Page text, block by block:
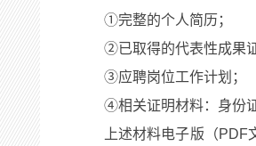
①完整的个人简历；
②已取得的代表性成果
③应聘岗位工作计划；
④相关证明材料：身份
上述材料电子版（